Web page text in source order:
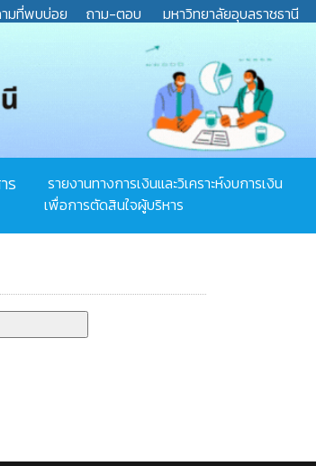
มที่พบบ่อย ถาม-ตอบ มหาวิทยาลัยอุบลราชธานี
ร
รายงานทางการเงินและวิเคราะห์งบการเงิน
เพื่อการตัดสินใจผู้บริหาร